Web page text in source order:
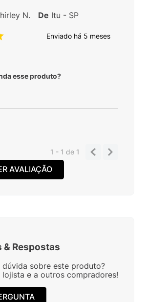
Enviado há 5 meses
esse produto?
N. De Itu - SP
1 - 1de 1
AVALIAÇÃO
& Respostas
dúvida sobre este produto?
lojista e a outros compradores!